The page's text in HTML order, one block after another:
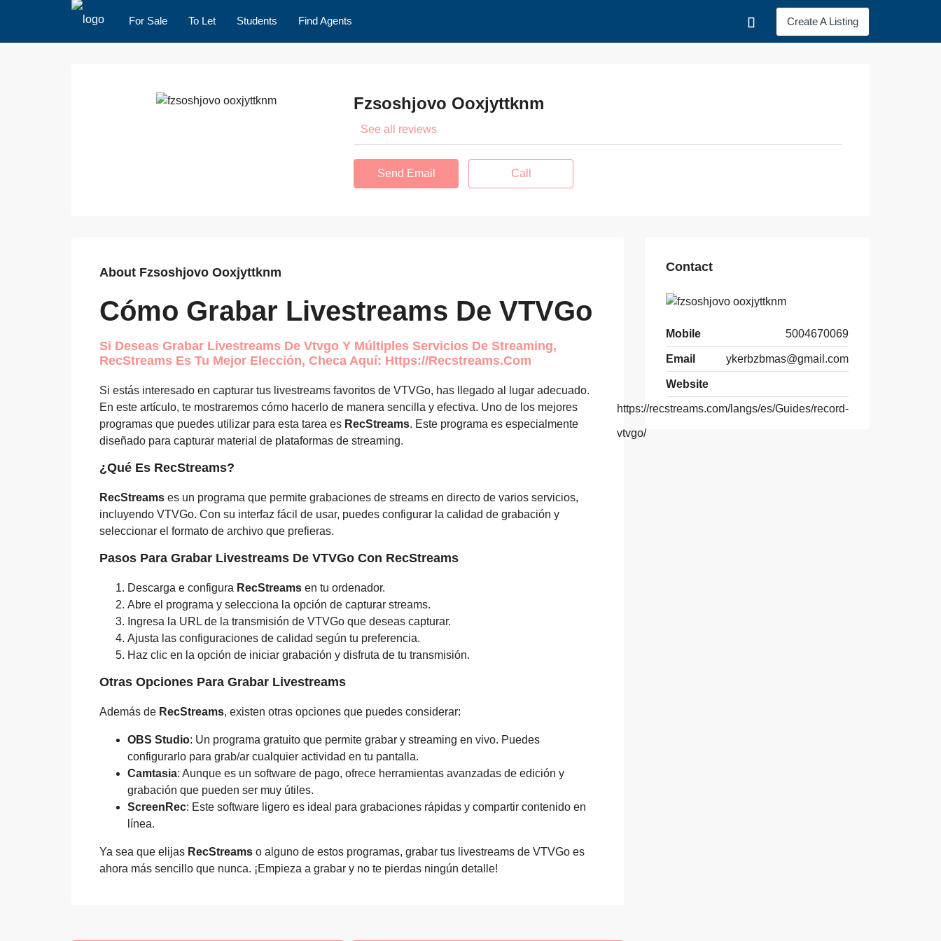
For Sale To Let Students Find Agents Create A Listing
Fzsoshjovo Ooxjyttknm
See all reviews
Send Email Call
About Fzsoshjovo Ooxjyttknm
Cómo Grabar Livestreams De VTVGo
Si Deseas Grabar Livestreams De Vtvgo Y Múltiples Servicios De Streaming,
RecStreams Es Tu Mejor Elección, Checa Aquí: Https://recstreams.com
Si estás interesado en capturar tus livestreams favoritos de VTVGo, has llegado al lugar adecuado.
En este artículo, te mostraremos cómo hacerlo de manera sencilla y efectiva. Uno de los mejores
programas que puedes utilizar para esta tarea es RecStreams. Este programa es especialmente
diseñado para capturar material de plataformas de streaming.
¿Qué Es RecStreams?
RecStreams es un programa que permite grabaciones de streams en directo de varios servicios,
incluyendo VTVGo. Con su interfaz fácil de usar, puedes configurar la calidad de grabación y
seleccionar el formato de archivo que prefieras.
Pasos Para Grabar Livestreams De VTVGo Con RecStreams
Descarga e configura RecStreams en tu ordenador.
Abre el programa y selecciona la opción de capturar streams.
Ingresa la URL de la transmisión de VTVGo que deseas capturar.
Ajusta las configuraciones de calidad según tu preferencia.
Haz clic en la opción de iniciar grabación y disfruta de tu transmisión.
Otras Opciones Para Grabar Livestreams
Además de RecStreams, existen otras opciones que puedes considerar:
OBS Studio: Un programa gratuito que permite grabar y streaming en vivo. Puedes
configurarlo para grab/ar cualquier actividad en tu pantalla.
Camtasia: Aunque es un software de pago, ofrece herramientas avanzadas de edición y
grabación que pueden ser muy útiles.
ScreenRec: Este software ligero es ideal para grabaciones rápidas y compartir contenido en
línea.
Ya sea que elijas RecStreams o alguno de estos programas, grabar tus livestreams de VTVGo es
ahora más sencillo que nunca. ¡Empieza a grabar y no te pierdas ningún detalle!
Contact
Mobile 5004670069
Email ykerbzbmas@gmail.com
Website
https://recstreams.com/langs/es/Guides/record-
vtvgo/